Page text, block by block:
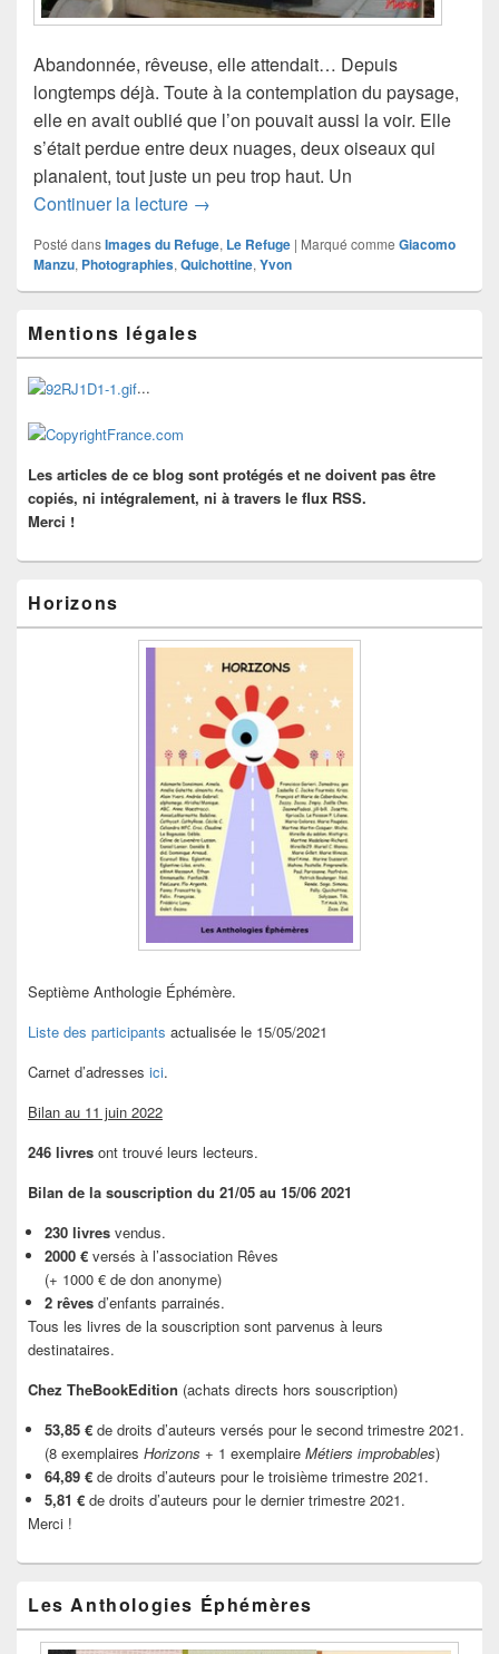
Abandonnée, rêveuse, elle attendait… Depuis
longtemps déjà. Toute à la contemplation du paysage,
elle en avait oublié que l’on pouvait aussi la voir. Elle
s’était perdue entre deux nuages, deux oiseaux qui
planaient, tout juste un peu trop haut. Un
Continuer la lecture Rêve
→
Posté dansImages du Refuge, Le Refuge | Marqué comme Giacomo
Manzu, Photographies,Quichottine,Yvon
principale
de
widget
pour
barre
Mentions légales
...
Les articles de ce blog sont protégés et ne doivent pas être
copiés, ni intégralement, ni à travers le flux RSS.
Merci !
Horizons
Septième Anthologie Éphémère.
Liste des participants actualisée le 15/05/2021
Carnet d’adresses ici.
Bilan au 11 juin 2022
246 livres ont trouvé leurs lecteurs.
Bilan de la souscription du 21/05 au 15/06 2021
230 livres vendus.
2000 € versés à l’association Rêves
(+ 1000 € de don anonyme)
2 rêves d’enfants parrainés.
Tous les livres de la souscription sont parvenus à leurs
destinataires.
Chez TheBookEdition (achats directs hors souscription)
53,85 € de droits d’auteurs versés pour le second trimestre 2021.
(8 exemplaires Horizons + 1 exemplaire Métiers improbables)
64,89 € de droits d’auteurs pour le troisième trimestre 2021.
5,81 € de droits d’auteurs pour le dernier trimestre 2021.
Merci !
Les Anthologies Éphémères